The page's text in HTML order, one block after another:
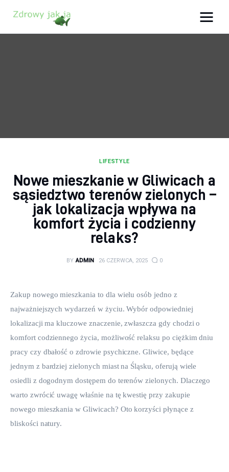
Zdrowy jak ja
Porady
Kontakt
LIFESTYLE
Nowe mieszkanie w Gliwicach a
sąsiedztwo terenów zielonych –
jak lokalizacja wpływa na
komfort życia i codzienny
relaks?
BY ADMIN 26 CZERWCA, 2025 0
Zakup nowego mieszkania to dla wielu osób jedno z
najważniejszych wydarzeń w życiu. Wybór odpowiedniej
lokalizacji ma kluczowe znaczenie, zwłaszcza gdy chodzi o
komfort codziennego życia, możliwość relaksu po ciężkim dniu
pracy czy dbałość o zdrowie psychiczne. Gliwice, będące
jednym z bardziej zielonych miast na Śląsku, oferują wiele
osiedli z dogodnym dostępem do terenów zielonych. Dlaczego
warto zwrócić uwagę właśnie na tę kwestię przy zakupie
nowego mieszkania w Gliwicach? Oto korzyści płynące z
bliskości natury.